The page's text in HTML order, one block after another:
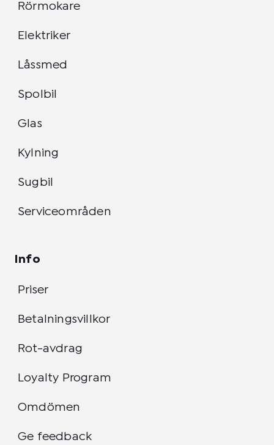
Rörmokare
Elektriker
Låssmed
Spolbil
Glas
Kylning
Sugbil
Serviceområden
Info
Priser
Betalningsvillkor
Rot-avdrag
Loyalty Program
Omdömen
Ge feedback